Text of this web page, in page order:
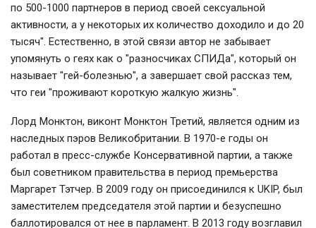
по 500-1000 партнеров в период своей сексуальной
активности, а у некоторых их количество доходило и до 20
тысяч". Естественно, в этой связи автор не забывает
упомянуть о геях как о "разносчиках СПИДа", который он
называет "гей-болезнью", а завершает свой рассказ тем,
что геи "проживают короткую жалкую жизнь".
Лорд Монктон, виконт Монктон Третий, является одним из
наследных пэров Великобритании. В 1970-е годы он
работал в пресс-службе Консервативной партии, а также
был советником правительства в период премьерства
Маргарет Тэтчер. В 2009 году он присоединился к UKIP, был
заместителем председателя этой партии и безуспешно
баллотировался от нее в парламент. В 2013 году возглавил